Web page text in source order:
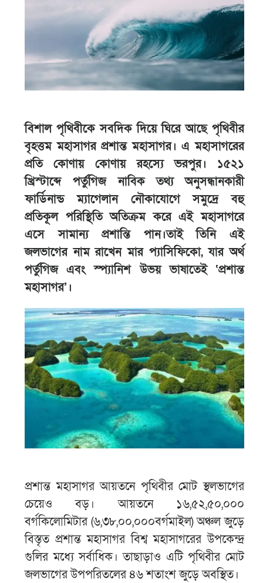
বিশাল পৃথিবীকে সবদিক দিয়ে ঘিরে আছে পৃথিবীর
বৃহত্তম মহাসাগর প্রশান্ত মহাসাগর। এ মহাসাগরের
প্রতি কোণায় কোণায় রহস্যে ভরপুর। ১৫২১
খ্রিস্টাব্দে পর্তুগিজ নাবিক তথ্য অনুসন্ধানকারী
ফার্ডিনান্ড ম্যাগেলান নৌকাযোগে সমুদ্রে বহু
প্রতিকূল পরিস্থিতি অতিক্রম করে এই মহাসাগরে
এসে সামান্য প্রশান্তি পান।তাই তিনি এই
জলভাগের নাম রাখেন মার প্যাসিফিকো, যার অর্থ
পর্তুগিজ এবং স্প্যানিশ উভয় ভাষাতেই ‘প্রশান্ত
মহাসাগর’।
প্রশান্ত মহাসাগর আয়তনে পৃথিবীর মোট স্থলভাগের
চেয়েও বড়। আয়তনে ১৬,৫২,৫০,০০০
বর্গকিলোমিটার (৬,৩৮,০০,০০০বর্গমাইল) অঞ্চল জুড়ে
বিস্তৃত প্রশান্ত মহাসাগর বিশ্ব মহাসাগরের উপকেন্দ্র
গুলির মধ্যে সর্বাধিক। তাছাড়াও এটি পৃথিবীর মোট
জলভাগের উপপরিতলের ৪৬ শতাংশ জুড়ে অবস্থিত।